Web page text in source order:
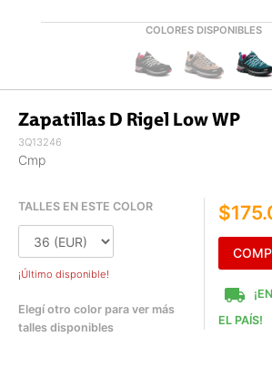
COLORES DISPONIBLES
Zapatillas D Rigel Low WP
3Q13246
Cmp
TALLES EN ESTE COLOR
¡Último disponible!
Elegí otro color para ver más
talles disponibles
local_shipping
EL PAÍS!